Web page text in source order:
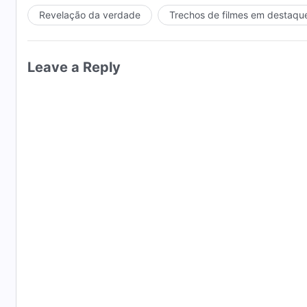
Revelação da verdade Trechos de filmes em
Leave a Reply